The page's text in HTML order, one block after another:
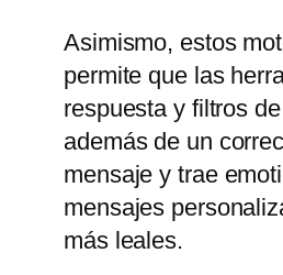
Asimismo, estos
permite que las
respuesta y filtros
además de un
mensaje y trae
mensajes
más leales.